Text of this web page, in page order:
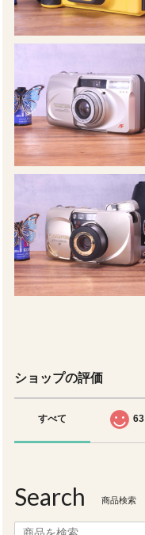
ショップの評価
すべて 63
Search 商品検索